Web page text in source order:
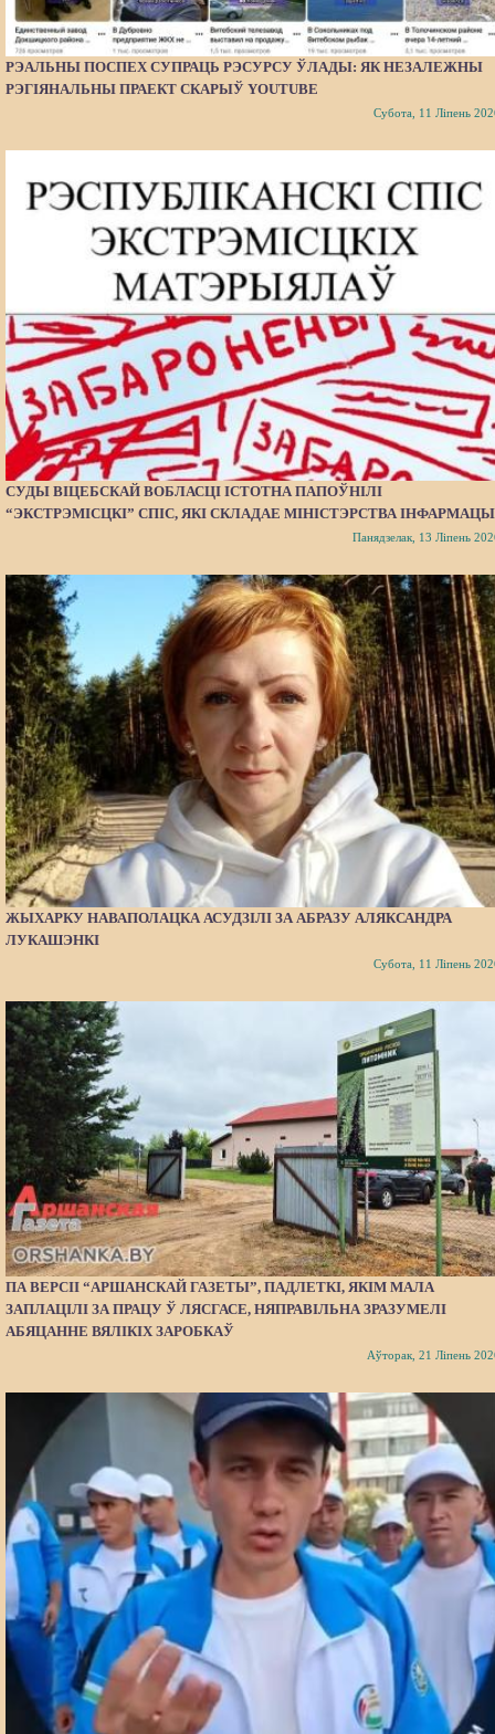
РЭАЛЬНЫ ПОСПЕХ СУПРАЦЬ РЭСУРСУ ЎЛАДЫ: ЯК НЕЗАЛЕЖНЫ
РЭГІЯНАЛЬНЫ ПРАЕКТ СКАРЫЎ YOUTUBE
Субота, 11 Ліпень
СУДЫ ВІЦЕБСКАЙ ВОБЛАСЦІ ІСТОТНА ПАПОЎНІЛІ
“ЭКСТРЭМІСЦКІ” СПІС, ЯКІ СКЛАДАЕ МІНІСТЭРСТВА
Панядзелак, 13 Ліпень
ЖЫХАРКУ НАВАПОЛАЦКА АСУДЗІЛІ ЗА АБРАЗУ АЛЯКСАНДРА
ЛУКАШЭНКІ
Субота, 11 Ліпень
ПА ВЕРСІІ “АРШАНСКАЙ ГАЗЕТЫ”, ПАДЛЕТКІ, ЯКІМ МАЛА
ЗАПЛАЦІЛІ ЗА ПРАЦУ Ў ЛЯСГАСЕ, НЯПРАВІЛЬНА ЗРАЗУМЕЛІ
АБЯЦАННЕ ВЯЛІКІХ ЗАРОБКАЎ
Аўторак, 21 Ліпень